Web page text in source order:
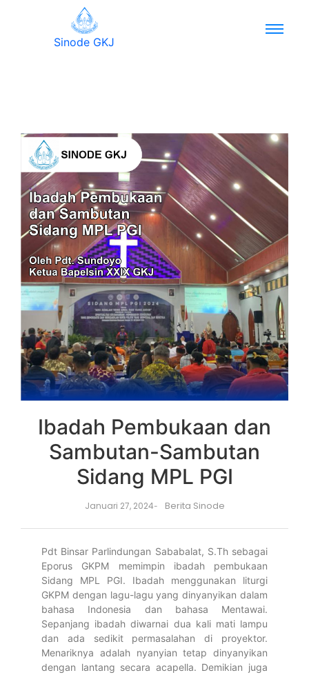
Sinode GKJ
Ibadah Pembukaan dan
Sambutan-Sambutan
Sidang MPL PGI
Januari 27, 2024- Berita Sinode
Pdt Binsar Parlindungan Sababalat, S.Th sebagai
Eporus GKPM memimpin ibadah pembukaan
Sidang MPL PGI. Ibadah menggunakan liturgi
GKPM dengan lagu-lagu yang dinyanyikan dalam
bahasa Indonesia dan bahasa Mentawai.
Sepanjang ibadah diwarnai dua kali mati lampu
dan ada sedikit permasalahan di proyektor.
Menariknya adalah nyanyian tetap dinyanyikan
dengan lantang secara acapella. Demikian juga